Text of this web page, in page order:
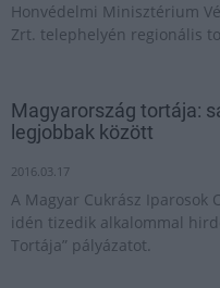
Honvédelmi Minisztérium
Zrt. telephelyén regionális
Magyarország tortája:
legjobbak között
2016.03.17
A Magyar Cukrász Iparosok
idén tizedik alkalommal
Tortája” pályázatot.